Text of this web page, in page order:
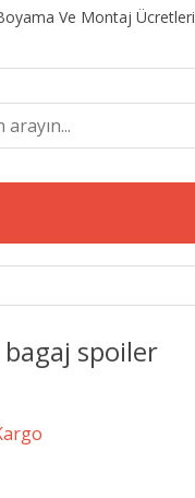
Ve Montaj Ücretleri
spoiler